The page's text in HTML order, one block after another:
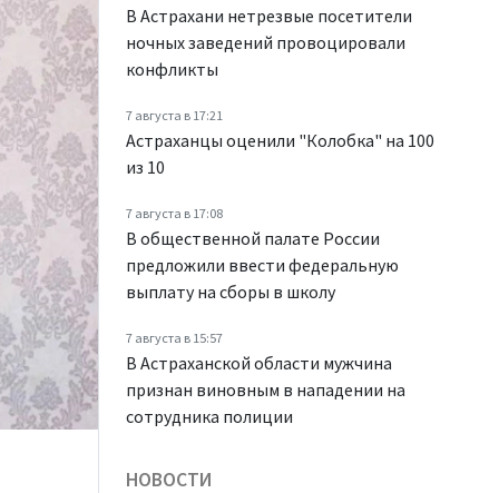
В Астрахани нетрезвые посетители
ночных заведений провоцировали
конфликты
7 августа в 17:21
Астраханцы оценили "Колобка" на 100
из 10
7 августа в 17:08
В общественной палате России
предложили ввести федеральную
выплату на сборы в школу
7 августа в 15:57
В Астраханской области мужчина
признан виновным в нападении на
сотрудника полиции
НОВОСТИ